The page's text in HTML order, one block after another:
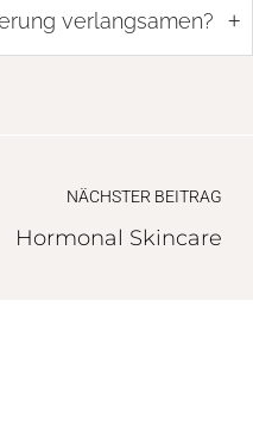
verlangsamen? +
NÄCHSTER BEITRAG
Hormonal Skincare